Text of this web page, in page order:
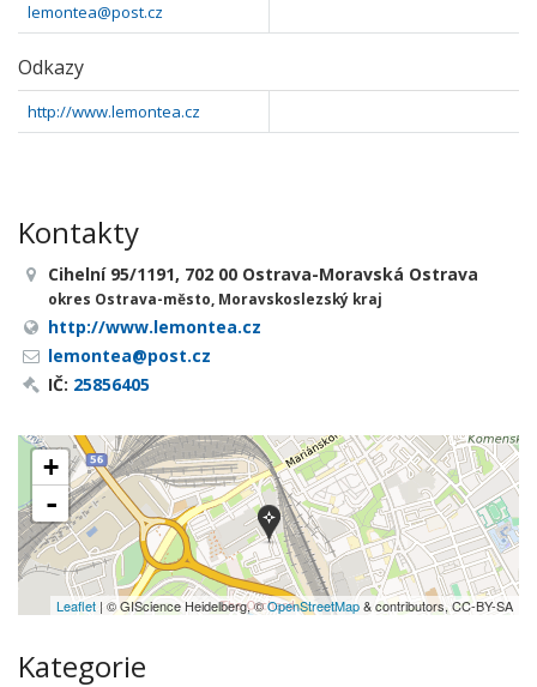
lemontea@post.cz
Odkazy
http://www.lemontea.cz
Kontakty
Cihelní 95/1191, 702 00 Ostrava-Moravská Ostrava
okres Ostrava-město, Moravskoslezský kraj
http://www.lemontea.cz
lemontea@post.cz
IČ: 25856405
+
-
Leaflet | © GIScience Heidelberg, ©OpenStreetMap& contributors, CC-BY-SA
Kategorie